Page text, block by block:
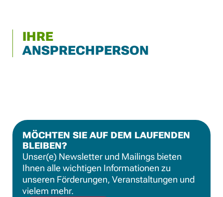
IHRE
ANSPRECHPERSON
MÖCHTEN SIE AUF DEM LAUFENDEN
BLEIBEN?
Unser(e) Newsletter und Mailings bieten
Ihnen alle wichtigen Informationen zu
unseren Förderungen, Veranstaltungen und
vielem mehr.